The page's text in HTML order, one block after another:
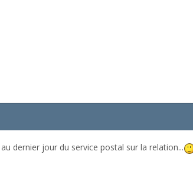
dernier jour du service postal sur la relation...